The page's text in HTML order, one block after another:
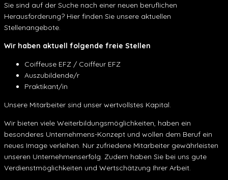
Sie sind auf der Suche nach einer neuen beruflichen
Herausforderung? Hier finden Sie unsere aktuellen
Stellenangebote.
Wir haben aktuell folgende freie Stellen
Coiffeuse EFZ / Coiffeur EFZ
Auszubildende/r
Praktikant/in
Unsere Mitarbeiter sind unser wertvollstes Kapital.
Wir bieten viele Weiterbildungsmöglichkeiten, haben ein
besonderes Unternehmens-Konzept und wollen dem Beruf ein
neues Image verleihen. Nur zufriedene Mitarbeiter gewährleisten
unseren Unternehmenserfolg. Zudem haben Sie bei uns gute
Verdienstmöglichkeiten und Wertschätzung Ihrer Arbeit.